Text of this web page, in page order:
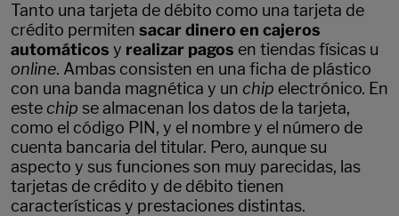
Tanto una tarjeta de débito como una tarjeta de
crédito permiten sacar dinero en cajeros
automáticos y realizar pagos en tiendas físicas u
online. Ambas consisten en una ficha de plástico
con una banda magnética y un chip electrónico. En
este chip se almacenan los datos de la tarjeta,
como el código PIN, y el nombre y el número de
cuenta bancaria del titular. Pero, aunque su
aspecto y sus funciones son muy parecidas, las
tarjetas de crédito y de débito tienen
características y prestaciones distintas.